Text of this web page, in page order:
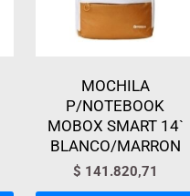
MOCHILA
P/NOTEBOOK
MOBOX SMART 14`
BLANCO/MARRON
$ 141.820,71